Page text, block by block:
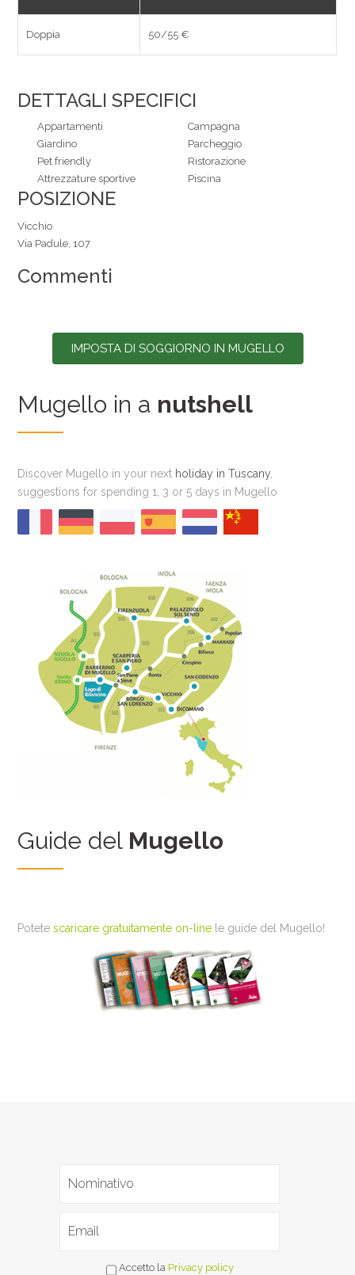
Doppia 50/55 €
DETTAGLI SPECIFICI
Appartamenti
Campagna
Giardino
Parcheggio
Pet friendly
Ristorazione
Attrezzature sportive
Piscina
POSIZIONE
Vicchio
Via Padule, 107
Commenti
IMPOSTA DI SOGGIORNO IN MUGELLO
Mugello in a nutshell
Discover Mugello in your next holiday in Tuscany
suggestions for spending 1, 3 or 5 days in Mugello
Guide del Mugello
Potetescaricare gratuitamente on-line le guide del Mugello!
Accetto la Privacy policy